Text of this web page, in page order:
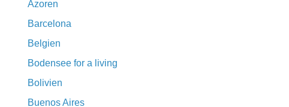
Azoren
Barcelona
Belgien
Bodensee for a living
Bolivien
Buenos Aires